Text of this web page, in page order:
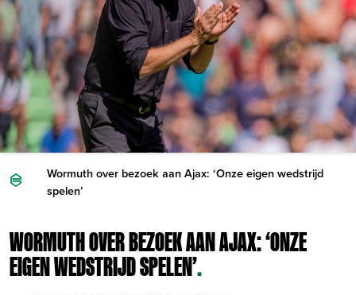
Wormuth over bezoek aan Ajax: ‘Onze eigen wedstrijd
spelen’
WORMUTH OVER BEZOEK AAN AJAX: ‘ONZE
EIGEN WEDSTRIJD SPELEN’.